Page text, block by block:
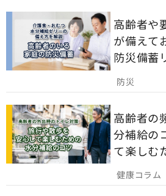
高齢者や
が備えて
防災備蓄
ストック
解説しま
高齢者の
分補給の
て楽しむ
ア用品の
す。